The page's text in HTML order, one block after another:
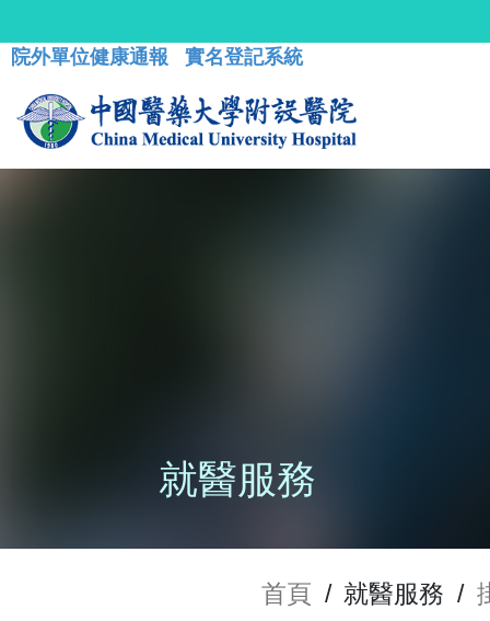
院外單位健康通報 實名登記系統
就醫服務
首頁 / 就醫服務 /